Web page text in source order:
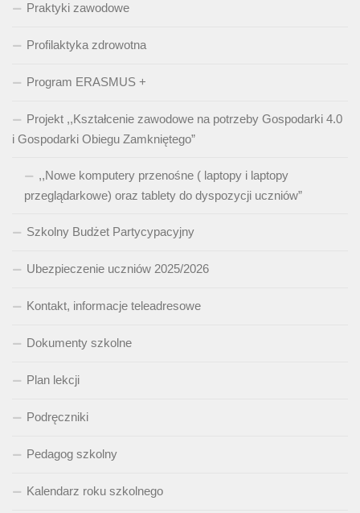
Praktyki zawodowe
Profilaktyka zdrowotna
Program ERASMUS +
Projekt ,,Kształcenie zawodowe na potrzeby Gospodarki 4.0
i Gospodarki Obiegu Zamkniętego”
,,Nowe komputery przenośne ( laptopy i laptopy
przeglądarkowe) oraz tablety do dyspozycji uczniów”
Szkolny Budżet Partycypacyjny
Ubezpieczenie uczniów 2025/2026
Kontakt, informacje teleadresowe
Dokumenty szkolne
Plan lekcji
Podręczniki
Pedagog szkolny
Kalendarz roku szkolnego